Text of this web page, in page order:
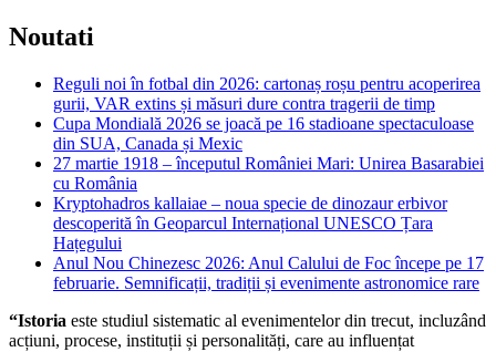
Noutati
Reguli noi în fotbal din 2026: cartonaș roșu pentru acoperirea
gurii, VAR extins și măsuri dure contra tragerii de timp
Cupa Mondială 2026 se joacă pe 16 stadioane spectaculoase
din SUA, Canada și Mexic
27 martie 1918 – începutul României Mari: Unirea Basarabiei
cu România
Kryptohadros kallaiae – noua specie de dinozaur erbivor
descoperită în Geoparcul Internațional UNESCO Țara
Hațegului
Anul Nou Chinezesc 2026: Anul Calului de Foc începe pe 17
februarie. Semnificații, tradiții și evenimente astronomice rare
“Istoria este studiul sistematic al evenimentelor din trecut, incluzând
acțiuni, procese, instituții și personalități, care au influențat